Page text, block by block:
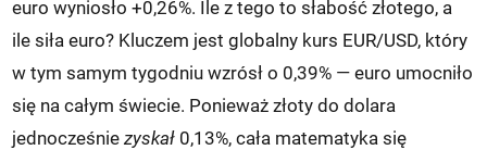
euro wyniosło +0,26%. Ile z tego to słabość złotego, a
ile siła euro? Kluczem jest globalny kurs EUR/USD, który
w tym samym tygodniu wzrósł o 0,39% — euro umocniło
się na całym świecie. Ponieważ złoty do dolara
jednocześniezyskał 0,13%, cała matematyka się